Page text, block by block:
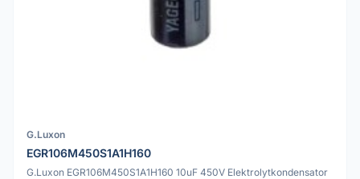
G.Luxon
EGR106M450S1A1H160
G.Luxon EGR106M450S1A1H160 10uF 450V Elektrolytkondensator